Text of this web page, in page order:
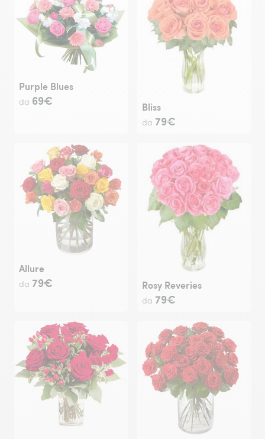
Purple Blues
da 69€ Bliss
da 79€
Allure
da 79€ Rosy Reveries
da 79€